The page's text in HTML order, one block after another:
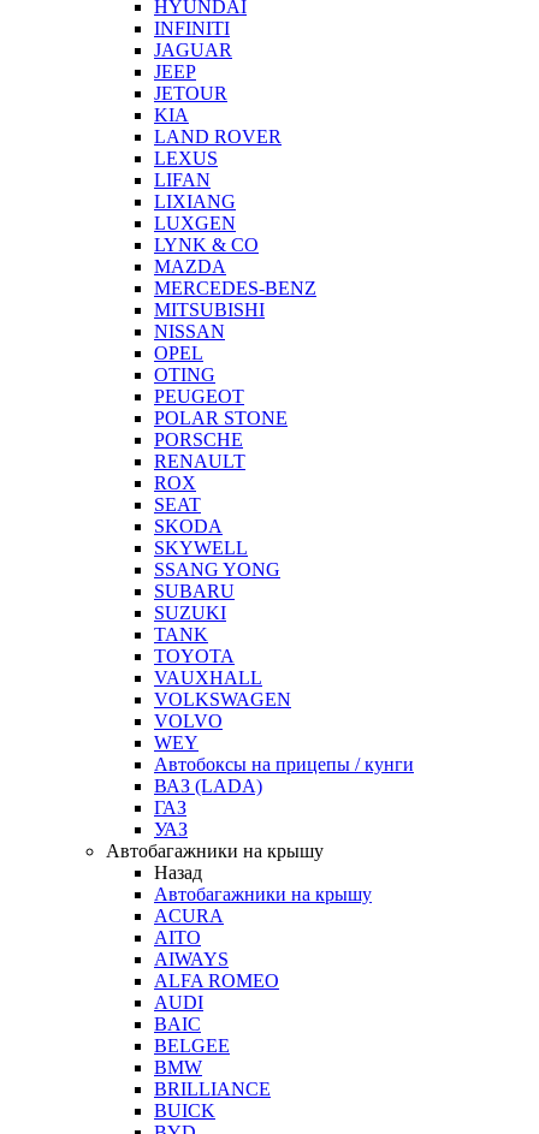
HYUNDAI
INFINITI
JAGUAR
JEEP
JETOUR
KIA
LAND ROVER
LEXUS
LIFAN
LIXIANG
LUXGEN
LYNK & CO
MAZDA
MERCEDES-BENZ
MITSUBISHI
NISSAN
OPEL
OTING
PEUGEOT
POLAR STONE
PORSCHE
RENAULT
ROX
SEAT
SKODA
SKYWELL
SSANG YONG
SUBARU
SUZUKI
TANK
TOYOTA
VAUXHALL
VOLKSWAGEN
VOLVO
WEY
Автобоксы на прицепы / кунги
ВАЗ (LADA)
ГАЗ
УАЗ
Автобагажники на крышу
Назад
Автобагажники на крышу
ACURA
AITO
AIWAYS
ALFA ROMEO
AUDI
BAIC
BELGEE
BMW
BRILLIANCE
BUICK